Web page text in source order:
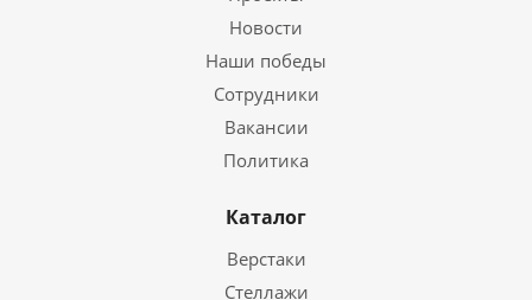
Новости
Наши победы
Сотрудники
Вакансии
Политика
Каталог
Верстаки
Стеллажи